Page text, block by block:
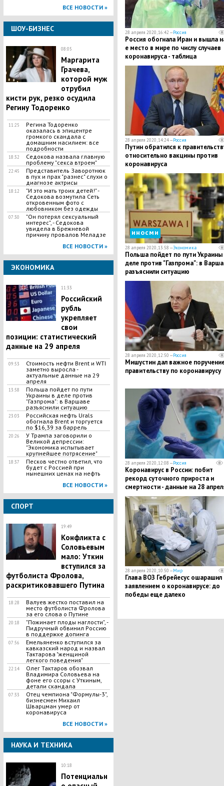
ВСЕ НОВОСТИ »
ШОУ-БИЗНЕС
08:05
Маргарита
Грачева,
которой муж
отрубил
кисти рук, резко осудила
Регину Тодоренко
11:25
Регина Тодоренко
оказалась в эпицентре
громкого скандала с
домашним насилием: все
подробности
18:32
Седокова назвала главную
проблему "секса втроем"
22:45
Представитель Заворотнюк
в пух и прах "разнес" слухи о
диагнозе актрисы
18:12
"И это мать троих детей!" -
Седокова возмутила Сеть
откровенным фото с
любовником без одежды
07:30
"Он потерял сексуальный
интерес", - Седокова
увидела в Брежневой
причину провалов Меладзе
ВСЕ НОВОСТИ »
ЭКОНОМИКА
11:33
​Российский
рубль
укрепляет
свои
позиции: статистический
данные на 29 апреля
09:53
Стоимость нефти Brent и WTI
заметно выросла -
актуальные данные на 29
апреля
13:58
​Польша пойдет по пути
Украины в деле против
"Газпрома": в Варшаве
разъяснили ситуацию
23:03
Российская нефть Urals
обогнала Brent и торгуется
по $16,39 за баррель
20:26
У Трампа заговорили о
Великой депрессии:
"Экономика испытывает
крупнейшее потрясение"
18:37
Песков честно ответил, что
будет с Россией при
нынешних ценах на нефть
ВСЕ НОВОСТИ »
СПОРТ
19:49
Конфликта с
Соловьевым
мало: Уткин
вступился за
футболиста Фролова,
раскритиковавшего Путина
18:28
Валуев жестко поставил на
место футболиста Фролова
за его слова о Путине
20:18
"Пожинает плоды наглости", -
Пидручный обвинил Россию
в поддержке допинга
07:56
Емельяненко вступился за
кавказский народ и назвал
Тактарова "женщиной
легкого поведения"
22:14
Олег Тактаров обозвал
Владимира Соловьева на
фоне его ссоры с Уткиным,
детали скандала
07:33
Отец чемпиона "Формулы-3",
бизнесмен Михаил
Шварцман умер от
коронавируса
ВСЕ НОВОСТИ »
НАУКА И ТЕХНИКА
10:18
Потенциальн
28 апреля 2020, 16:42 —Россия
Россия обогнала Иран и вышла
е место в мире по числу случаев
коронавируса - таблица
28 апреля 2020, 14:24 —Россия
​Путин обратился к
относительно вакцины против
коронавируса
иносми
28 апреля 2020, 13:58 —Экономика
​Польша пойдет по пути Украины
деле против "Газпрома": в
разъяснили ситуацию
28 апреля 2020, 12:50 —Россия
​Мишустин дал важное
правительству по коронавирусу
28 апреля 2020, 12:08 —Россия
Коронавирус в России: побит
рекорд суточного прироста и
смертности - данные на 28
28 апреля 2020, 10:50 —Мир
Глава ВОЗ Гебрейесус ошарашил
заявлением о коронавирусе: до
победы еще далеко